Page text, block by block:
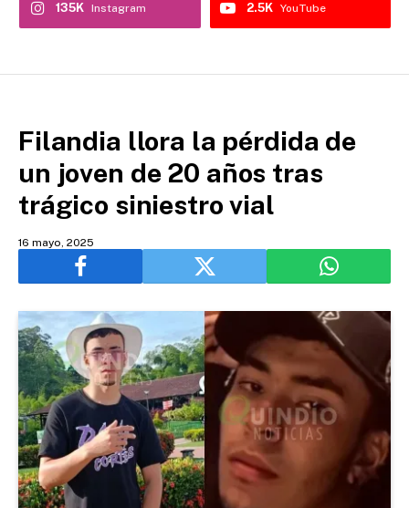
Instagram
135K YouTube
2.5K
Filandia llora la pérdida de
un joven de 20 años tras
trágico siniestro vial
16 mayo, 2025